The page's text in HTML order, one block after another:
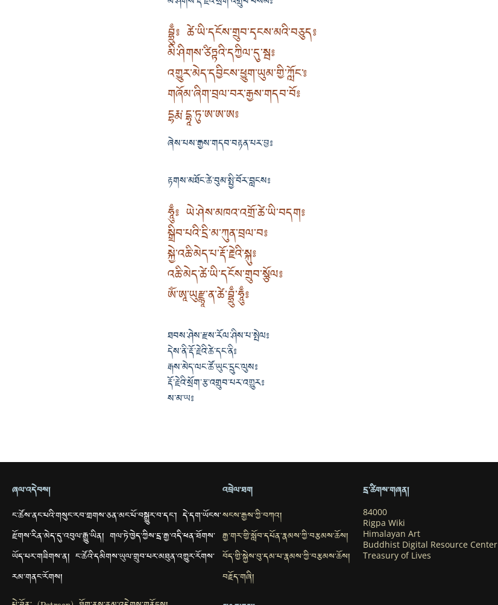
བྷྲུྃ༔ ཚེ་ཡི་དངོས་གྲུབ་དྭངས་མའི་བཅུད༔
མི་ཤིགས་ཙིཏྟའི་དཀྱིལ་དུ་སྦ༔
འགྱུར་མེད་དབྱིངས་ཕྱུག་ཡུམ་གྱི་ཀློང་༔
གཞོམ་ཞིག་བྲལ་བར་རྒྱས་གདབ་བོ༔
དྷརྨ་དྷཱ་ཏུ་ཨ་ཨ་ཨ༔
ཞེས་པས་རྒྱས་གདབ་བརྟན་པར་བྱ༔
རྟགས་མཐོང་ཚེ་བུམ་སྤྱི་བོར་བླངས༔
ཧཱུྃ༔ ཡེ་ཤེས་མཁའ་འགྲོ་ཚེ་ཡི་བདག༔
སྒྲིབ་པའི་དྲི་མ་ཀུན་བྲལ་བ༔
སྐྱེ་འཆི་མེད་པ་རྡོ་རྗེའི་སྐུ༔
འཆི་མེད་ཚེ་ཡི་དངོས་གྲུབ་སྩོལ༔
ཨོཾ་ཨཱ་ཡུརྫྙཱ་ན་ཚེ་བྷྲུྃ་ཧཱུྃ༔
ཐབས་ཤེས་རྫས་རོལ་ཤིས་པ་སྤེལ༔
དེས་ནི་རྡོ་རྗེའི་ཚེ་དང་ནི༔
རྒས་མེད་ལང་ཚོ་ཡུང་དྲུང་ལུས༔
རྡོ་རྗེའི་སྲོག་རྩ་འགྲུབ་པར་འགྱུར༔
ས་མ་ཡ༔
ཞལ་འདེབས།
ང་ཚོས་ནང་པའི་གསུང་རབ་གྲགས་ཅན་མང་པོ་བསྒྱུར་བ་དང་། དེ་དག་ཡོངས་
རྫོགས་རིན་མེད་དུ་འབུལ་རྒྱུ་ཡིན། གལ་ཏེ་ཁྱེད་ཀྱིས་དྲ་རྒྱ་འདི་ཕན་ཐོགས་
ཡོད་པར་གཟིགས་ན། ང་ཚོའི་དམིགས་ཡུལ་གྲུབ་པར་མཐུན་འགྱུར་རོགས་
རམ་གནང་རོགས།
འབྲེལ་ཐག
སངས་རྒྱས་ཀྱི་བཀའ།
རྒྱ་གར་གྱི་སློབ་དཔོན་རྣམས་ཀྱི་བརྩམས་ཆོས།
བོད་གྱི་སྐྱེས་བུ་དམ་པ་རྣམས་ཀྱི་བརྩམས་ཆོས།
བརྗོད་གཞི།
དྲ་ཚིགས་གཞན།
84000
Rigpa Wiki
Himalayan Art
Buddhist Digital Resource Center
Treasury of Lives